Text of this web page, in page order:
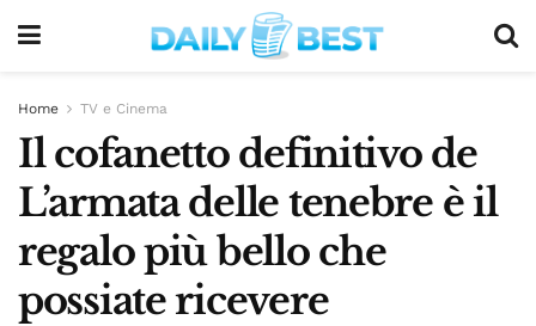
Home TV e Cinema
Il cofanetto definitivo de
L’armata delle tenebre è il
regalo più bello che
possiate ricevere